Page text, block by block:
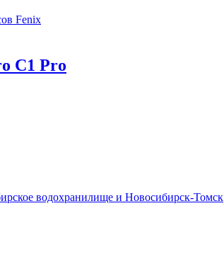
Fenix
C1 Pro
водохранилище и Новосибирск-Томск